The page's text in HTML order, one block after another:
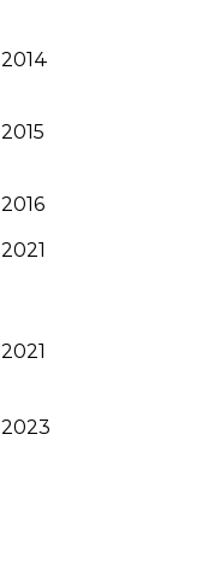
2014
2015
2016
2021
2021
2023